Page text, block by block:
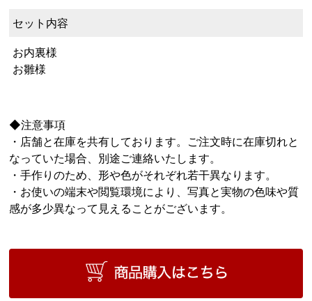
セット内容
お内裏様
お雛様
◆注意事項
・店舗と在庫を共有しております。ご注文時に在庫切れと
なっていた場合、別途ご連絡いたします。
・手作りのため、形や色がそれぞれ若干異なります。
・お使いの端末や閲覧環境により、写真と実物の色味や質
感が多少異なって見えることがございます。